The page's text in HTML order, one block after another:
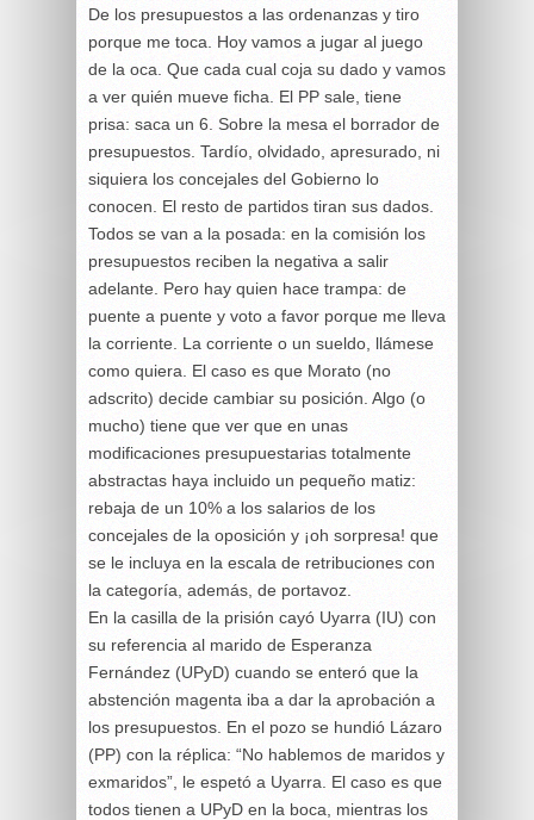
De los presupuestos a las ordenanzas y tiro
porque me toca. Hoy vamos a jugar al juego
de la oca. Que cada cual coja su dado y vamos
a ver quién mueve ficha. El PP sale, tiene
prisa: saca un 6. Sobre la mesa el borrador de
presupuestos. Tardío, olvidado, apresurado, ni
siquiera los concejales del Gobierno lo
conocen. El resto de partidos tiran sus dados.
Todos se van a la posada: en la comisión los
presupuestos reciben la negativa a salir
adelante. Pero hay quien hace trampa: de
puente a puente y voto a favor porque me lleva
la corriente. La corriente o un sueldo, llámese
como quiera. El caso es que Morato (no
adscrito) decide cambiar su posición. Algo (o
mucho) tiene que ver que en unas
modificaciones presupuestarias totalmente
abstractas haya incluido un pequeño matiz:
rebaja de un 10% a los salarios de los
concejales de la oposición y ¡oh sorpresa! que
se le incluya en la escala de retribuciones con
la categoría, además, de portavoz.
En la casilla de la prisión cayó Uyarra (IU) con
su referencia al marido de Esperanza
Fernández (UPyD) cuando se enteró que la
abstención magenta iba a dar la aprobación a
los presupuestos. En el pozo se hundió Lázaro
(PP) con la réplica: “No hablemos de maridos y
exmaridos”, le espetó a Uyarra. El caso es que
todos tienen a UPyD en la boca, mientras los